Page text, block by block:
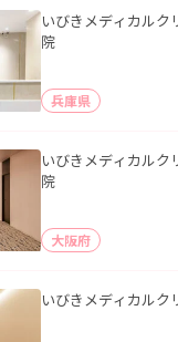
いびきメディカルク
院
兵庫県
いびきメディカルク
院
大阪府
いびきメディカルク